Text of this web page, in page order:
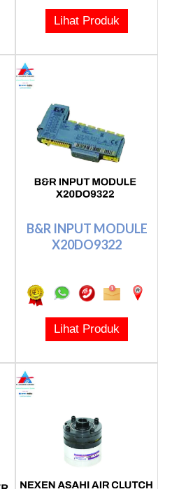
Lihat Produk
B&R INPUT MODULE
X20DO9322
Lihat Produk